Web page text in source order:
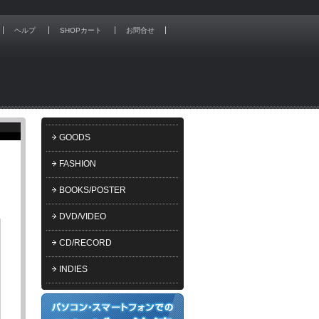
ヘルプ SHOPカート お問合せ
GOODS
FASHION
BOOKS/POSTER
DVD/VIDEO
CD/RECORD
INDIES